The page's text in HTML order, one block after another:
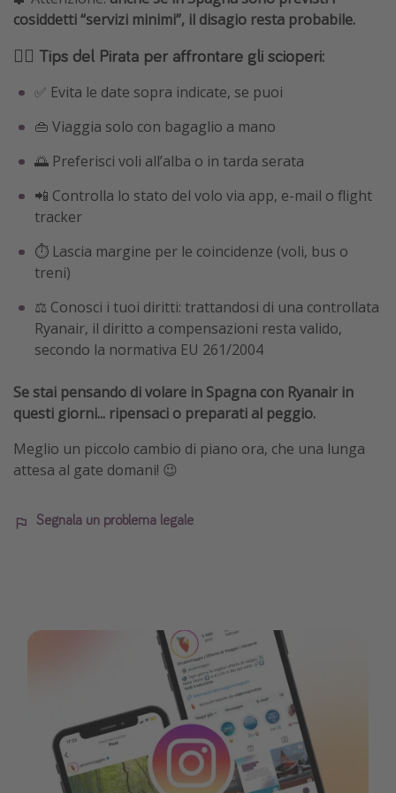
cosiddetti “servizi minimi”, il disagio resta probabile.
🏴‍☠️ Tips del Pirata per affrontare gli scioperi:
✅ Evita le date sopra indicate, se puoi
👜 Viaggia solo con bagaglio a mano
🌅 Preferisci voli all’alba o in tarda serata
📲 Controlla lo stato del volo via app, e-mail o flight
tracker
⏱️ Lascia margine per le coincidenze (voli, bus o
treni)
⚖️ Conosci i tuoi diritti: trattandosi di una controllata
Ryanair, il diritto a compensazioni resta valido,
secondo la normativa EU 261/2004
Se stai pensando di volare in Spagna con Ryanair in
questi giorni... ripensaci o preparati al peggio.
Meglio un piccolo cambio di piano ora, che una lunga
attesa al gate domani! 😉
Segnala un problema legale